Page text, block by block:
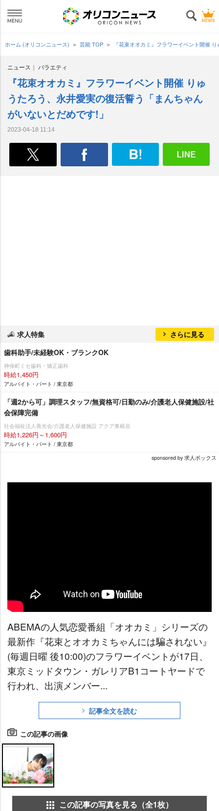
ホーム (オリコンニュース) 芸能 TOP 『花束オオカミ』フラワーイベント開催
ニュース バラエティ
『花束オオカミ』フラワーイベント開催 りゅ
うたろう、永井愛実の復活誓う「まんちゃん
がいないとだめです!」
2023-04-18 11:14
求人特集
さらに見る
歯科助手/未経験OK・ブランクOK
神保町ミセ歯科・矯正歯科
時給1,450円
アルバイト・パート / 東京都
「週2から可」調理スタッフ/無資格可/日勤のみ/介護老人保健施設/社
会保障完備
社会福祉法人善光会/介護老人保健施設 アクア東糀谷
時給1,226円～1,600円
アルバイト・パート / 東京都
sponsored by 求人ボックス
ABEMAの人気恋愛番組「オオカミ」シリーズの
最新作『花束とオオカミちゃんには騙されない』
(毎週日曜 後10:00)のフラワーイベントが17日、
東京ミッドタウン・ガレリアB1コートヤードで
行われ、出演メンバー...
記事全文を読む
この記事の画像
この記事の写真を見る（全1枚）